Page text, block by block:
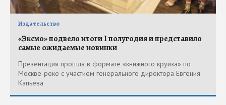
Издательство
«Эксмо» подвело итоги I полугодия и представило
самые ожидаемые новинки
Презентация прошла в формате «книжного круиза» по
Москве-реке с участием генерального директора Евгения
Капьева